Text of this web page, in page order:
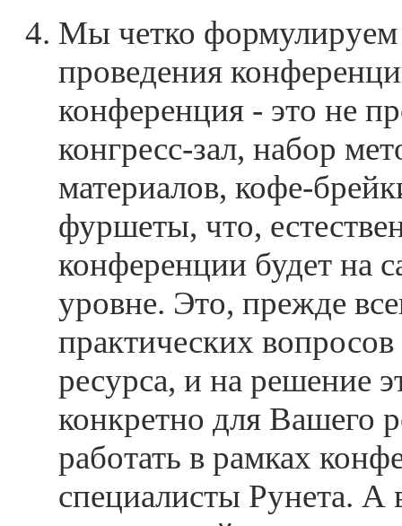
Мы четко
проведения
конференция - это не
конгресс-зал, набор
материалов, кофе-
фуршеты, что,
конференции будет на
уровне. Это, прежде
практических
ресурса, и на решение
конкретно для Вашего
работать в рамках
специалисты Рунета. А